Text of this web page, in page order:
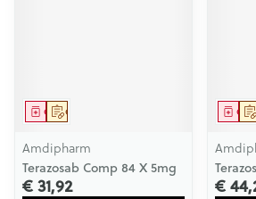
Op voorschrift
Geneesmiddel
Amdipharm
Terazosab Comp 84 X 5mg
€ 31,92 €